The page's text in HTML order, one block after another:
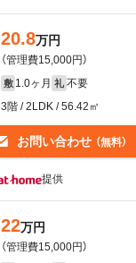
20.8万円
（管理費15,000円）
敷 1.0ヶ月 礼 不要
3階 / 2LDK / 56.42㎡
お問い合わせ （無料）
提供
22万円
（管理費15,000円）